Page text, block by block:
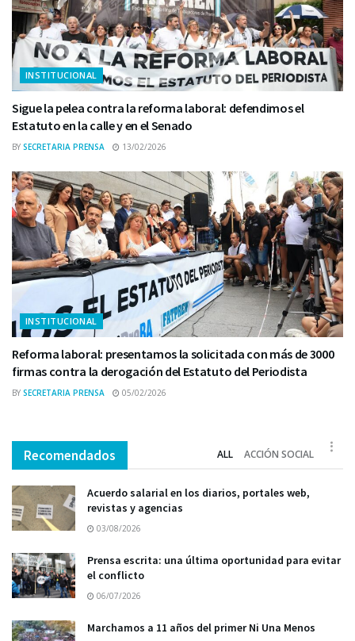
INSTITUCIONAL
Sigue la pelea contra la reforma laboral: defendimos el
Estatuto en la calle y en el Senado
BY SECRETARIA PRENSA 13/02/2026
INSTITUCIONAL
Reforma laboral: presentamos la solicitada con más de 3000
firmas contra la derogación del Estatuto del Periodista
BY SECRETARIA PRENSA 05/02/2026
Recomendados ALL ACCIÓN SOCIAL
Acuerdo salarial en los diarios, portales web,
revistas y agencias
03/08/2026
Prensa escrita: una última oportunidad para evitar
el conflicto
06/07/2026
Marchamos a 11 años del primer Ni Una Menos